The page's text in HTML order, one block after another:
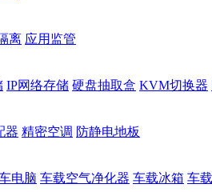
离 应用监管
IP网络存储 硬盘抽取盒 KVM切换器
器 精密空调 防静电地板
电脑 车载空气净化器 车载冰箱 车